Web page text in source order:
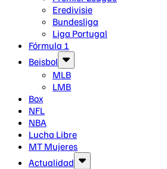
Eredivisie
Bundesliga
Liga Portugal
Fórmula 1
Beisbol
MLB
LMB
Box
NFL
NBA
Lucha Libre
MT Mujeres
Actualidad